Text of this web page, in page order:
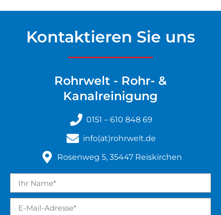
Kontaktieren Sie uns
Rohrwelt - Rohr- &
Kanalreinigung
0151 – 610 848 69
info(at)rohrwelt.de
Rosenweg 5, 35447 Reiskirchen